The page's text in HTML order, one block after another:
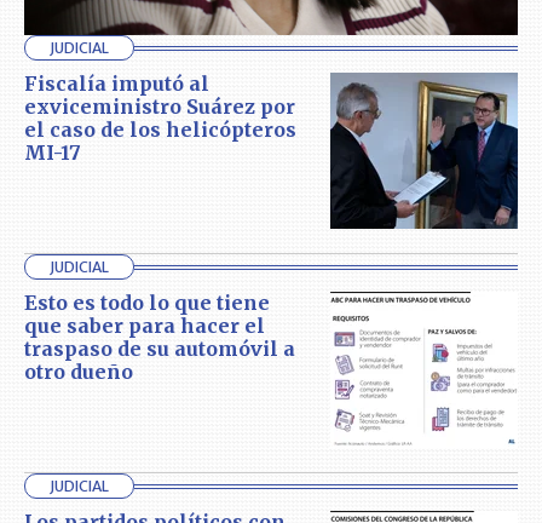
JUDICIAL
Fiscalía imputó al
exviceministro Suárez por
el caso de los helicópteros
MI-17
JUDICIAL
Esto es todo lo que tiene
que saber para hacer el
traspaso de su automóvil a
otro dueño
JUDICIAL